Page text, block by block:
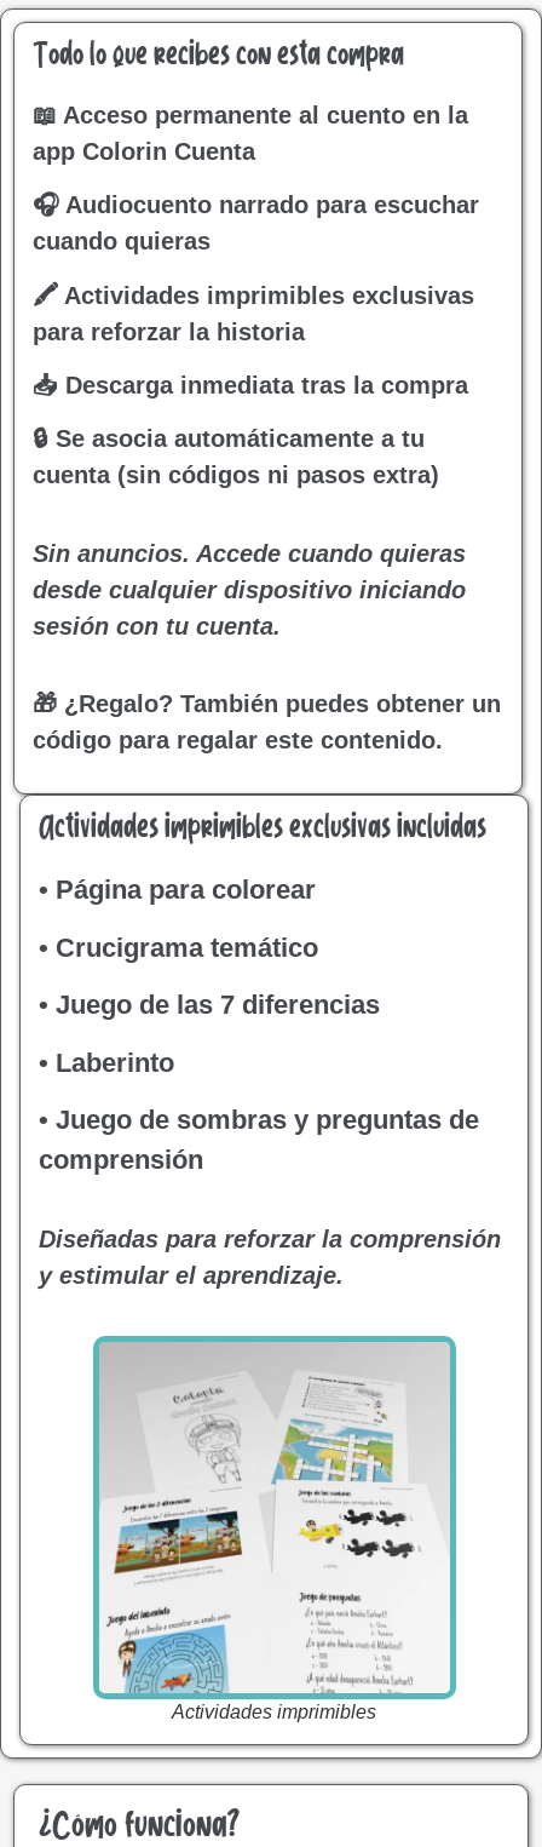
Todo lo que recibes con esta compra
📖 Acceso permanente al cuento en la
app Colorin Cuenta
🎧 Audiocuento narrado para escuchar
cuando quieras
🖍 Actividades imprimibles exclusivas
para reforzar la historia
📥 Descarga inmediata tras la compra
🔒 Se asocia automáticamente a tu
cuenta (sin códigos ni pasos extra)
Sin anuncios. Accede cuando quieras
desde cualquier dispositivo iniciando
sesión con tu cuenta.
🎁 ¿Regalo? También puedes obtener un
código para regalar este contenido.
Actividades imprimibles exclusivas incluidas
• Página para colorear
• Crucigrama temático
• Juego de las 7 diferencias
• Laberinto
• Juego de sombras y preguntas de
comprensión
Diseñadas para reforzar la comprensión
y estimular el aprendizaje.
Actividades imprimibles
¿Cómo funciona?